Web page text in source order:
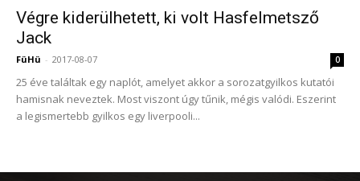
Végre kiderülhetett, ki volt Hasfelmetsző
Jack
FüHü - 2017-08-07 0
25 éve találtak egy naplót, amelyet akkor a sorozatgyilkos kutatói
hamisnak neveztek. Most viszont úgy tűnik, mégis valódi. Eszerint
a legismertebb gyilkos egy liverpooli...